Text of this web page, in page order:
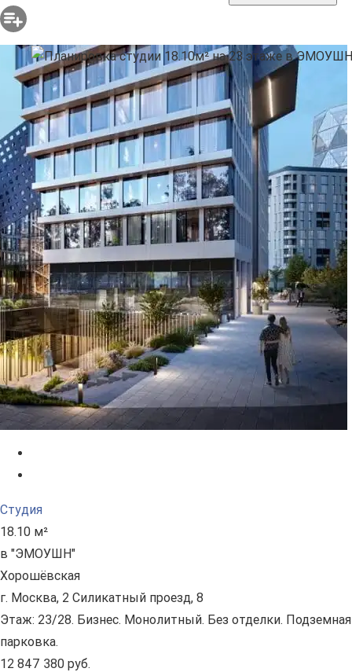
Студия
18.10 м²
в "ЭМОУШН"
Хорошёвская
г. Москва, 2 Силикатный проезд, 8
Этаж: 23/28. Бизнес. Монолитный. Без отделки. Подземная
парковка.
12 847 380 руб.